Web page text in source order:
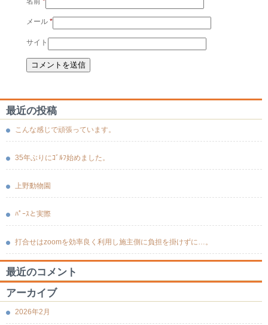
メール*
サイト
最近の投稿
こんな感じで頑張っています。
35年ぶりにｺﾞﾙﾌ始めました。
上野動物園
ﾊﾟｰｽと実際
打合せはzoomを効率良く利用し施主側に負担を掛けずに…。
最近のコメント
アーカイブ
2026年2月